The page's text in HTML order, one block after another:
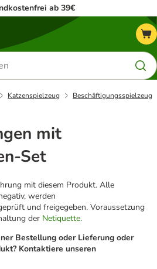
ab 39€
Katzenspielzeug Beschäftigungsspielzeug
mit
Set
mit diesem Produkt. Alle
werden
und freigegeben. Voraussetzung
der Netiquette.
Bestellung oder Lieferung oder
Kontaktiere unseren